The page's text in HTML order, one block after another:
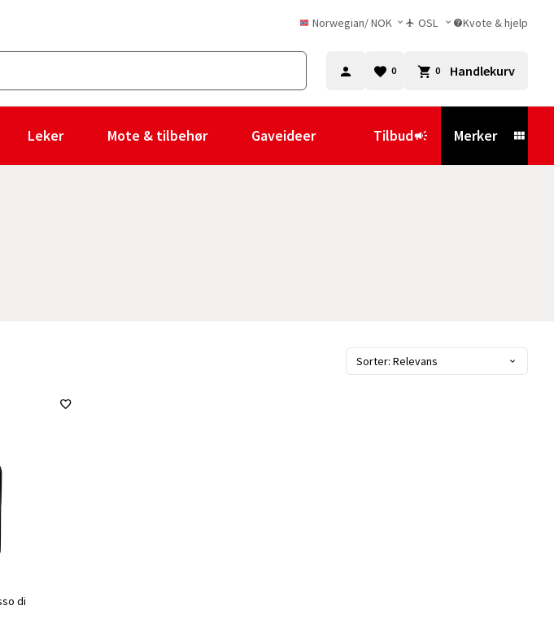
Norwegian/NOK OSL Kvote & hjelp
0 0 Handlekurv
Leker Mote & tilbehør Gaveideer Tilbud Merker
Sorter: Relevans
di